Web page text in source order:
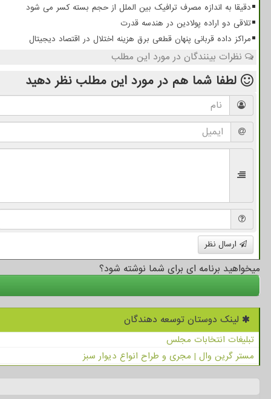
دقیقا به اندازه مصرف ترافیک بین الملل از حجم بسته کسر می شود
تلاقی دو اراده پولادین در هندسه قدرت
مراکز داده قربانی پنهان قطعی برق هزینه اختلال در اقتصاد دیجیتال
نظرات بینندگان در مورد این مطلب
لطفا شما هم در مورد این مطلب نظر دهید
ارسال نظر
میخواهید برنامه ای برای شما نوشته شود؟
لینک دوستان توسعه دهندگان
تبلیغات انتخابات مجلس
مستر گرین وال | مجری و طراح انواع دیوار سبز